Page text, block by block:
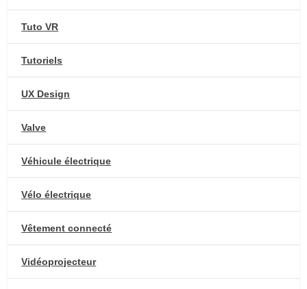
Tuto VR
Tutoriels
UX Design
Valve
Véhicule électrique
Vélo électrique
Vêtement connecté
Vidéoprojecteur